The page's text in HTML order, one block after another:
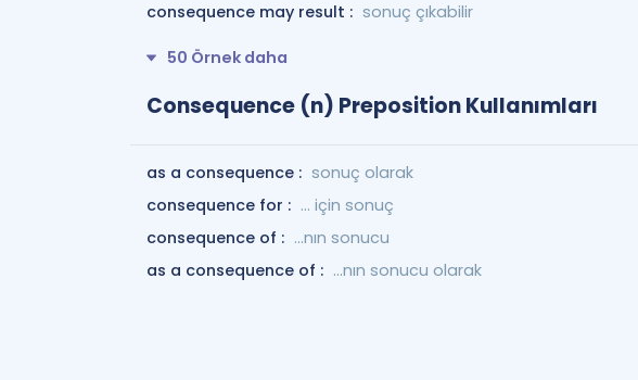
consequence may result : sonuç çıkabilir
50 Örnek daha
Consequence (n) Preposition Kullanımları
as a consequence : sonuç olarak
consequence for : ... için sonuç
consequence of : ...nın sonucu
as a consequence of : ...nın sonucu olarak